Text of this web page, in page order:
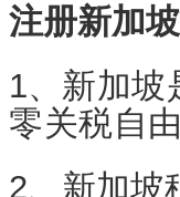
注册新加
1、 新加坡
零关税自
2、新加坡